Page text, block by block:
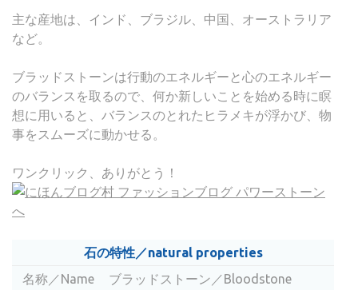
主な産地は、インド、ブラジル、中国、オーストラリア
など。
ブラッドストーンは行動のエネルギーと心のエネルギー
のバランスを取るので、何か新しいことを始める時に瞑
想に用いると、バランスのとれたヒラメキが浮かび、物
事をスムーズに動かせる。
ワンクリック、ありがとう！
石の特性／natural properties
名称／Name
ブラッドストーン／Bloodstone